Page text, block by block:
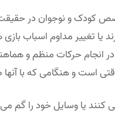
یا تغییر مداوم اسباب
انجام حرکات منظم و
دقتی است و هنگامی که با
کنند یا وسایل خود را